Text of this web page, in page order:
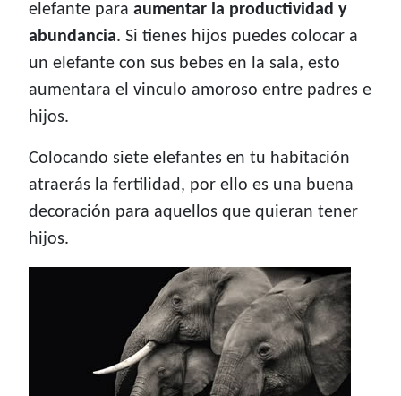
elefante para aumentar la productividad y
abundancia. Si tienes hijos puedes colocar a
un elefante con sus bebes en la sala, esto
aumentara el vinculo amoroso entre padres e
hijos.
Colocando siete elefantes en tu habitación
atraerás la fertilidad, por ello es una buena
decoración para aquellos que quieran tener
hijos.